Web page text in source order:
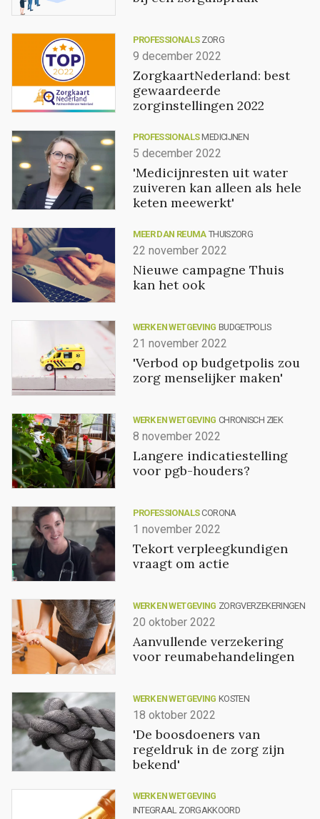
PROFESSIONALS ZORG
9 december 2022
ZorgkaartNederland: best
gewaardeerde
zorginstellingen 2022
PROFESSIONALS MEDICIJNEN
5 december 2022
'Medicijnresten uit water
zuiveren kan alleen als hele
keten meewerkt'
MEER DAN REUMA THUISZORG
22 november 2022
Nieuwe campagne Thuis
kan het ook
WERK EN WETGEVING BUDGETPOLIS
21 november 2022
'Verbod op budgetpolis zou
zorg menselijker maken'
WERK EN WETGEVING CHRONISCH ZIEK
8 november 2022
Langere indicatiestelling
voor pgb-houders?
PROFESSIONALS CORONA
1 november 2022
Tekort verpleegkundigen
vraagt om actie
WERK EN WETGEVING ZORGVERZEKERINGEN
20 oktober 2022
Aanvullende verzekering
voor reumabehandelingen
WERK EN WETGEVING KOSTEN
18 oktober 2022
'De boosdoeners van
regeldruk in de zorg zijn
bekend'
WERK EN WETGEVING
INTEGRAAL ZORGAKKOORD